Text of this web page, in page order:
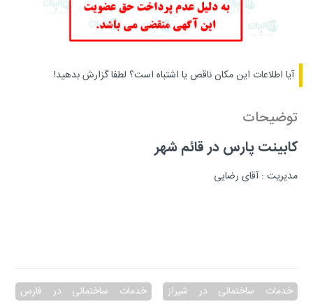
آیا اطلاعات این مکان ناقص یا اشتباه است؟ لطفا گزارش بدهید!
توضیحات
کابینت پارس در قائم شهر
مدیریت : آقای رضایی
خدمات ساختمانی در شیراز
خدمات ساختمانی در فارس